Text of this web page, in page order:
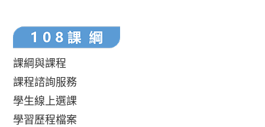
課綱與課程
課程諮詢服務
學生線上選課
學習歷程檔案